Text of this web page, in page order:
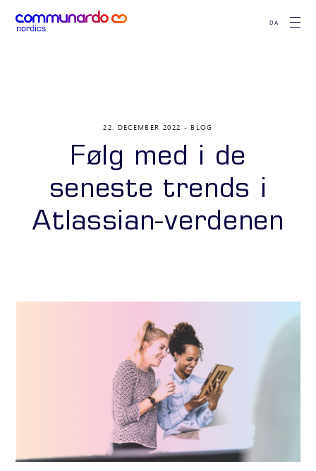
DA
22. DECEMBER 2022 BLOG
Følg med i de
seneste trends i
Atlassian-verdenen